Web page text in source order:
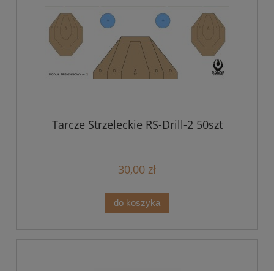
Tarcze Strzeleckie RS-Drill-2 50szt
30,00 zł
do koszyka